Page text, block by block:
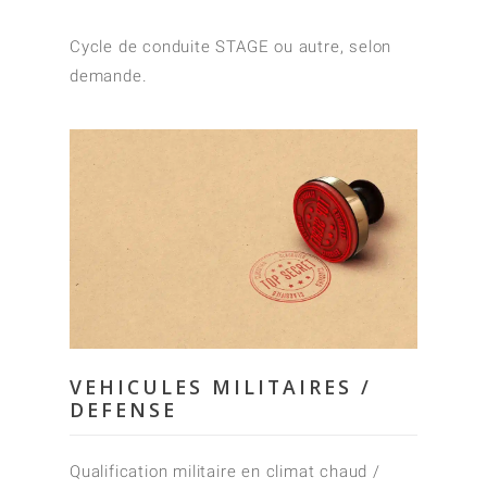
Cycle de conduite STAGE ou autre, selon
demande.
VEHICULES MILITAIRES /
DEFENSE
Qualification militaire en climat chaud /